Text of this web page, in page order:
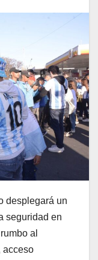
desplegará un
seguridad en
al
acceso